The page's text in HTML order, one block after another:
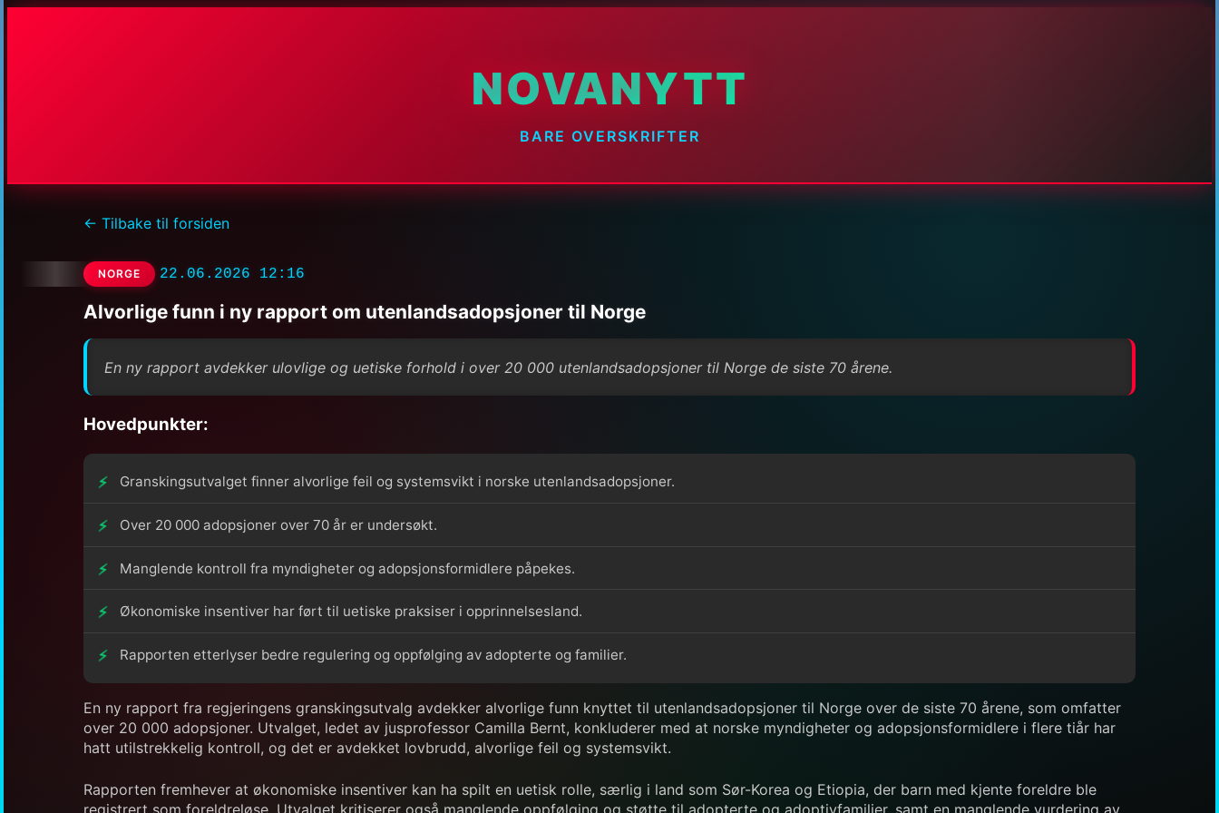
NOVANYTT
BARE OVERSKRIFTER
← Tilbake til forsiden
NORGE 22.06.2026 12:16
Alvorlige funn i ny rapport om utenlandsadopsjoner til Norge
En ny rapport avdekker ulovlige og uetiske forhold i over 20 000 utenlandsadopsjoner til Norge de siste 70 årene.
Hovedpunkter:
Granskingsutvalget finner alvorlige feil og systemsvikt i norske utenlandsadopsjoner.
Over 20 000 adopsjoner over 70 år er undersøkt.
Manglende kontroll fra myndigheter og adopsjonsformidlere påpekes.
Økonomiske insentiver har ført til uetiske praksiser i opprinnelsesland.
Rapporten etterlyser bedre regulering og oppfølging av adopterte og familier.
En ny rapport fra regjeringens granskingsutvalg avdekker alvorlige funn knyttet til utenlandsadopsjoner til Norge over de siste 70 årene, som omfatter
over 20 000 adopsjoner. Utvalget, ledet av jusprofessor Camilla Bernt, konkluderer med at norske myndigheter og adopsjonsformidlere i flere tiår har
hatt utilstrekkelig kontroll, og det er avdekket lovbrudd, alvorlige feil og systemsvikt.
Rapporten fremhever at økonomiske insentiver kan ha spilt en uetisk rolle, særlig i land som Sør-Korea og Etiopia, der barn med kjente foreldre ble
registrert som foreldreløse. Utvalget kritiserer også manglende oppfølging og støtte til adopterte og adoptivfamilier, samt en manglende vurdering av